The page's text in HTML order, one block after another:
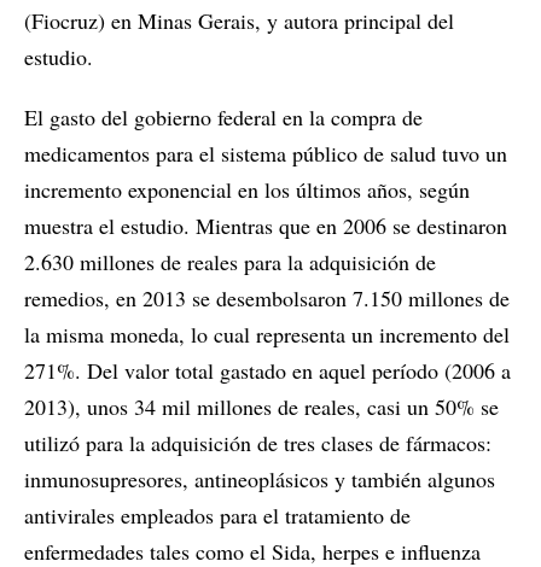
(Fiocruz) en Minas Gerais, y autora principal del
estudio.
El gasto del gobierno federal en la compra de
medicamentos para el sistema público de salud tuvo un
incremento exponencial en los últimos años, según
muestra el estudio. Mientras que en 2006 se destinaron
2.630 millones de reales para la adquisición de
remedios, en 2013 se desembolsaron 7.150 millones de
la misma moneda, lo cual representa un incremento del
271%. Del valor total gastado en aquel período (2006 a
2013), unos 34 mil millones de reales, casi un 50% se
utilizó para la adquisición de tres clases de fármacos:
inmunosupresores, antineoplásicos y también algunos
antivirales empleados para el tratamiento de
enfermedades tales como el Sida, herpes e influenza